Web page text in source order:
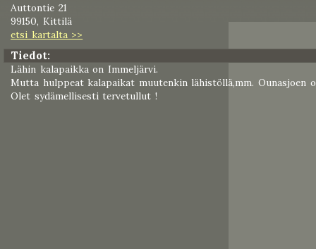
Auttontie 21
99150, Kittilä
etsi kartalta >>
Tiedot:
Lähin kalapaikka on Immeljärvi.
Mutta hulppeat kalapaikat muutenkin lähistöllä,mm. Ounasjoen
Olet sydämellisesti tervetullut !